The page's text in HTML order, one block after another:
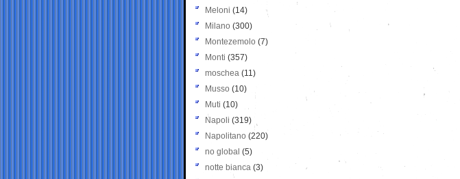
Meloni (14)
Milano (300)
Montezemolo (7)
Monti (357)
moschea (11)
Musso (10)
Muti (10)
Napoli (319)
Napolitano (220)
no global (5)
notte bianca (3)